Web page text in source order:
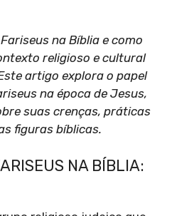
na Bíblia e como
religioso e cultural
artigo explora o papel
na época de Jesus,
suas crenças, práticas
figuras bíblicas.
NA BÍBLIA: